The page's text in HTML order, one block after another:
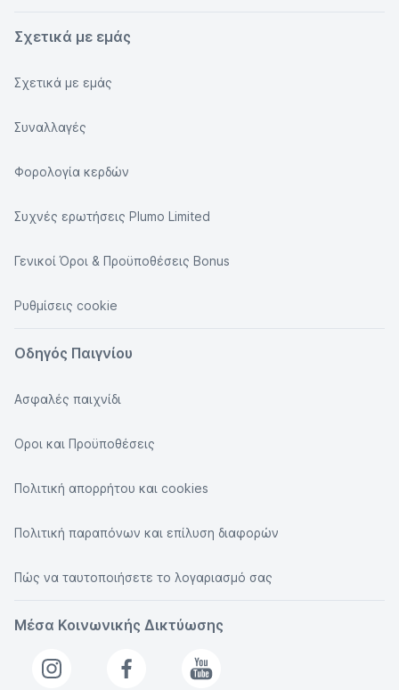
Σχετικά με εμάς
Σχετικά με εμάς
Συναλλαγές
Φορολογία κερδών
Συχνές ερωτήσεις Plumo Limited
Γενικοί Όροι & Προϋποθέσεις Bonus
Ρυθμίσεις cookie
Οδηγός Παιγνίου
Ασφαλές παιχνίδι
Οροι και Προϋποθέσεις
Πολιτική απορρήτου και cookies
Πολιτική παραπόνων και επίλυση διαφορών
Πώς να ταυτοποιήσετε το λογαριασμό σας
Μέσα Κοινωνικής Δικτύωσης